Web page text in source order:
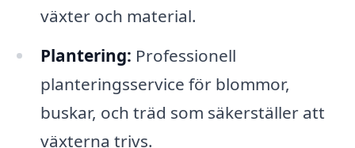
växter och material.
Plantering: Professionell
planteringsservice för blommor,
buskar, och träd som säkerställer att
växterna trivs.